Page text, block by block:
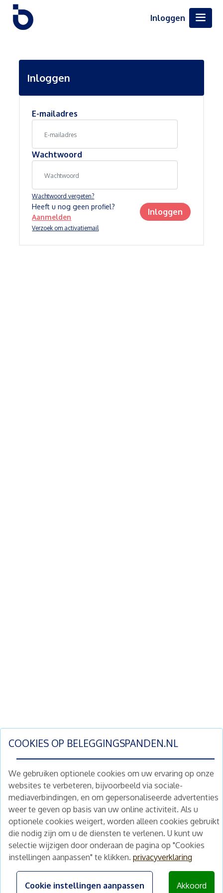
COOKIES OP BELEGGINGSPANDEN.NL
We gebruiken optionele cookies om uw ervaring op onze
websites te verbeteren, bijvoorbeeld via sociale-
mediaverbindingen, en om gepersonaliseerde advertenties
weer te geven op basis van uw online activiteit. Als u
optionele cookies weigert, worden alleen cookies gebruikt
die nodig zijn om u de diensten te verlenen. U kunt uw
selectie wijzigen door onderaan de pagina op "Cookies
instellingen aanpassen" te klikken. privacyverklaring
Cookie instellingen aanpassen Akkoord
Inloggen
Inloggen
E-mailadres
Wachtwoord
Wachtwoord vergeten?
Verzoek om activatiemail
Heeft u nog geen profiel?
Aanmelden
Inloggen
Schrijf je nu in en ontvang wekelijks ons
nieuwe aanbod vastgoedbeleggingen.
Nieuwsbrief Abonneren
Home
Te koop
Nieuws
Schimmelstraat 5H
1053 TA Amsterdam
+31 (0) 30 225 31 12